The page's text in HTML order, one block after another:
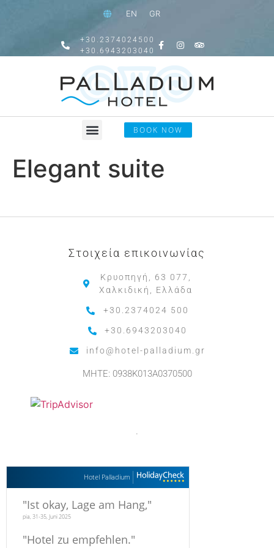
EN GR
+30.2374024500
+30.6943203040
BOOK NOW
Elegant suite
Στοιχεία επικοινωνίας
Κρυοπηγή, 63 077,
Χαλκιδική, Ελλάδα
+30.2374024 500
+30.6943203040
info@hotel-palladium.gr
MHTE: 0938K013A0370500
.
Hotel Palladium
"Ist okay, Lage am Hang,"
pia, 31-35, Juni 2025
"Hotel zu empfehlen."